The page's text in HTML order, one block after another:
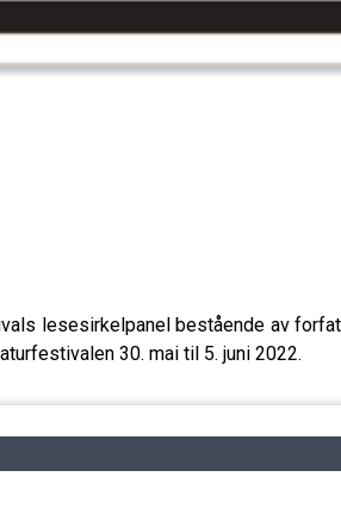
lesesirkelpanel bestående av
30. mai til 5. juni 2022.